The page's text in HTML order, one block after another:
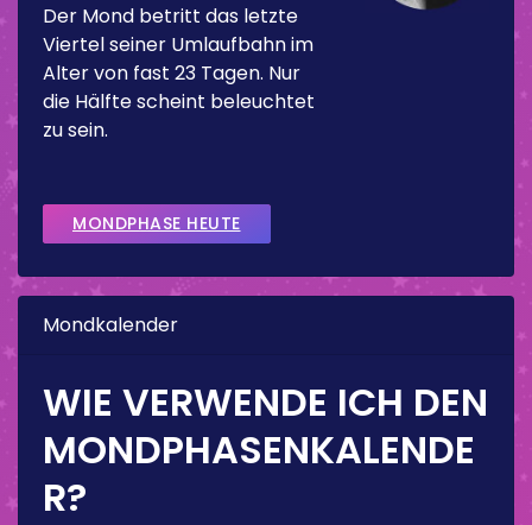
Der Mond betritt das letzte
Viertel seiner Umlaufbahn im
Alter von fast 23 Tagen. Nur
die Hälfte scheint beleuchtet
zu sein.
MONDPHASE HEUTE
Mondkalender
WIE VERWENDE ICH DEN
MONDPHASENKALENDE
R?